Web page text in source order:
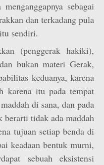
sebagai
dan terkadang pula
sendiri.
(penggerak hakiki),
bukan materi Gerak,
keduanya, karena
karena itu pada tempat
di sana, dan pada
berarti tidak ada maddah
tujuan setiap benda di
keadaan bentuk murni,
sebuah eksistensi